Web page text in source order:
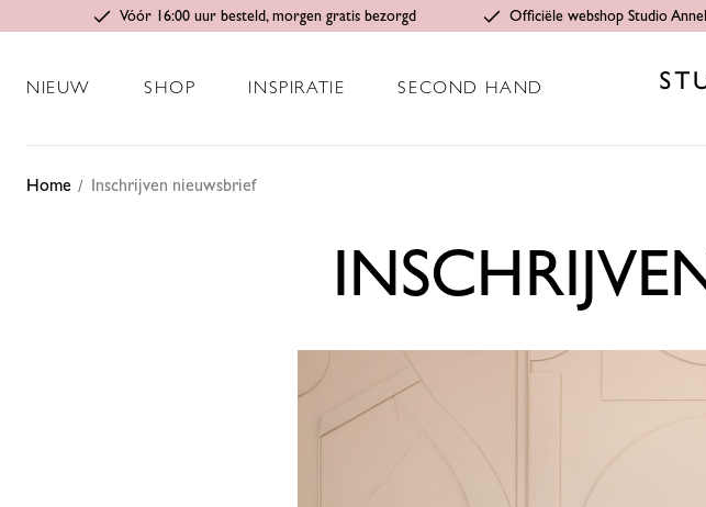
Vóór 16:00 uur besteld, morgen gratis bezorgd Officiële webshop Studio
NIEUW SHOP INSPIRATIE SECOND HAND
Home Inschrijven nieuwsbrief